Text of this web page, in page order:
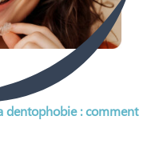
dentophobie : comment